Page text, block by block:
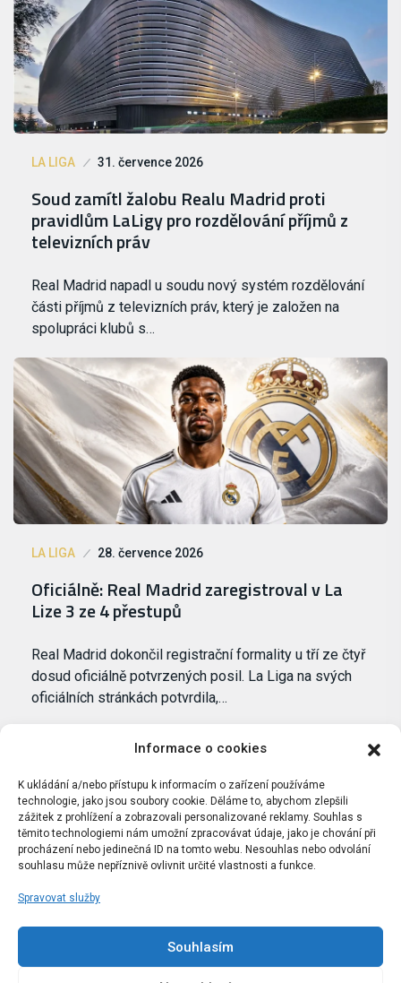
Informace o cookies
K ukládání a/nebo přístupu k informacím o zařízení používáme
technologie, jako jsou soubory cookie. Děláme to, abychom zlepšili
zážitek z prohlížení a zobrazovali personalizované reklamy. Souhlas s
těmito technologiemi nám umožní zpracovávat údaje, jako je chování při
procházení nebo jedinečná ID na tomto webu. Nesouhlas nebo odvolání
souhlasu může nepříznivě ovlivnit určité vlastnosti a funkce.
Spravovat služby
Souhlasím
LA LIGA 31. července 2026
Soud zamítl žalobu Realu Madrid proti
pravidlům LaLigy pro rozdělování příjmů z
televizních práv
Real Madrid napadl u soudu nový systém rozdělování
části příjmů z televizních práv, který je založen na
spolupráci klubů s…
LA LIGA 28. července 2026
Oficiálně: Real Madrid zaregistroval v La
Lize 3 ze 4 přestupů
Real Madrid dokončil registrační formality u tří ze čtyř
dosud oficiálně potvrzených posil. La Liga na svých
oficiálních stránkách potvrdila,…